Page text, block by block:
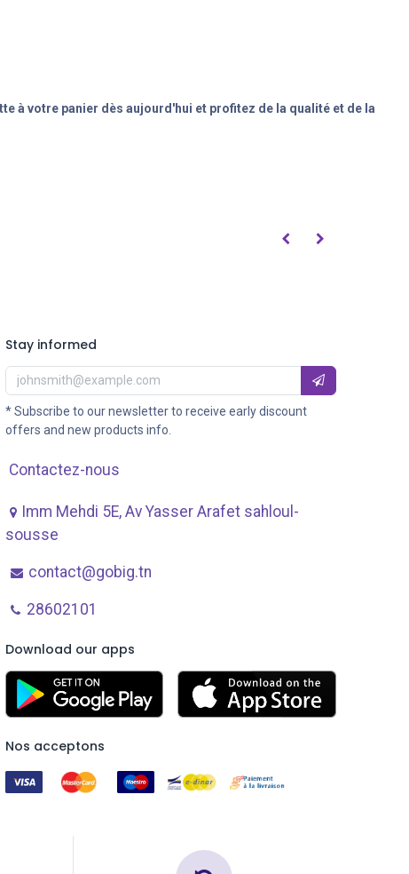
à votre panier dès aujourd'hui et profitez de la qualité et de la
Stay informed
* Subscribe to our newsletter to receive early discount
offers and new products info.
Contactez-nous
Imm Mehdi 5E, Av ​Yasser Arafet sahloul-
sousse
contact@gobig.tn
28602101
Download our apps
Nos acceptons